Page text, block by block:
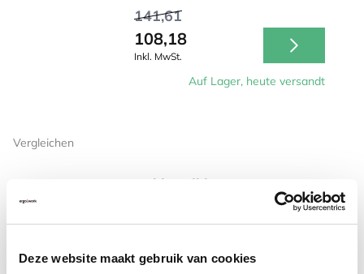
Deze website maakt gebruik van cookies
141,61
108,18
Inkl. MwSt.
Auf Lager, heute versandt
Vergleichen
BakkerElkhuizen PRF
Vertikale Maus kabellos
Reduziert die Muskelspannung in
Kabelloses & nachhaltiges Design